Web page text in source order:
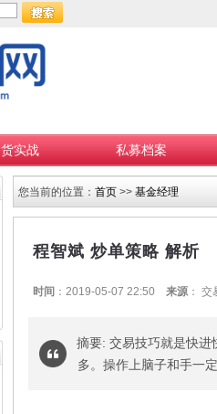
实战 私募档案
您当前的位置： 首页 >> 基金经理
程智斌 炒单策略 解析
时间 ：2019-05-07 22:50 来源：
摘要: 交易技巧就是快进
多。操作上脑子和手一